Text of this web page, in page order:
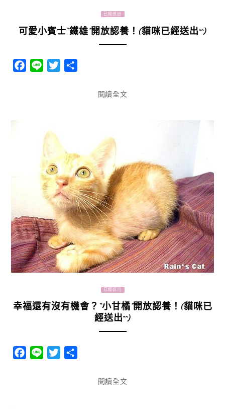
已經送出
可愛小賓士“鐵雄”開放認養！(貓咪已經送出^^)
Facebook
Line Twitter
閱讀全文
已經送出
幸福還有沒有機會？“小甘橘”開放認養！(貓咪已
經送出^^)
Facebook
Line Twitter
閱讀全文